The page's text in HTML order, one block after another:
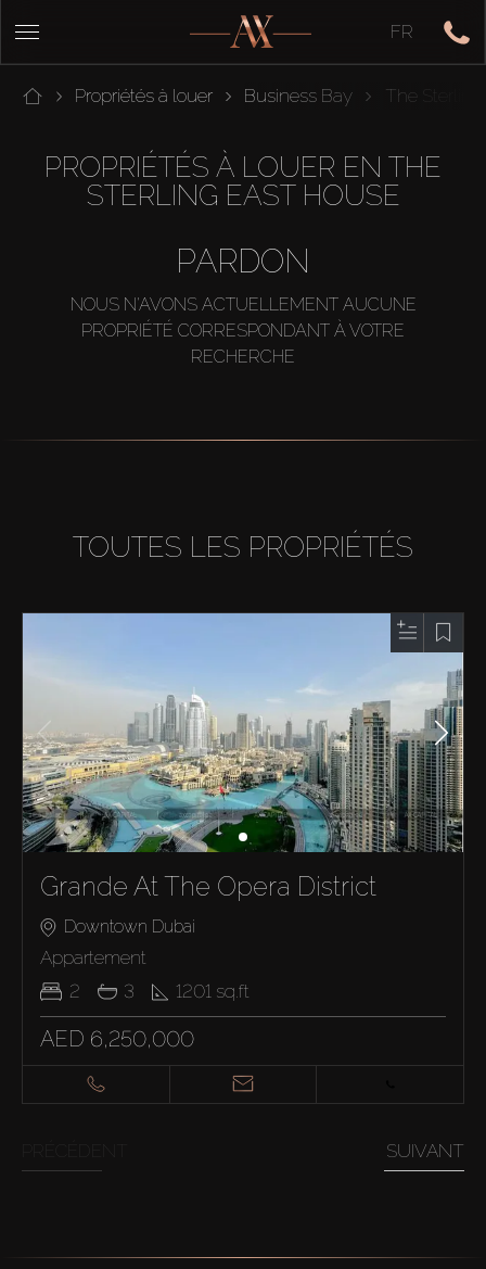
FR
Propriétés à louer Business Bay The Sterling
PROPRIÉTÉS À LOUER EN THE
STERLING EAST HOUSE
PARDON
NOUS N'AVONS ACTUELLEMENT AUCUNE
PROPRIÉTÉ CORRESPONDANT À VOTRE
RECHERCHE
TOUTES LES PROPRIÉTÉS
Grande At The Opera District
Downtown Dubai
Appartement
2
3 1201 sq.ft
AED 6,250,000
SUIVANT